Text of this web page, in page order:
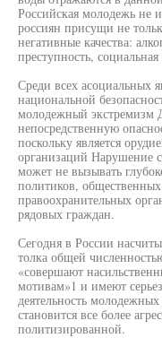
Российская молодежь не
россиян присущи не
негативные качества:
преступность,
Среди всех асоциальных
национальной
молодежный экстремизм
непосредственную
поскольку является
организаций Нарушение
может не вызывать
политиков, общественных
правоохранительных
рядовых граждан.
Сегодня в России
толка общей
«совершают
мотивам»1 и имеют
деятельность
становится все более
политизированной.